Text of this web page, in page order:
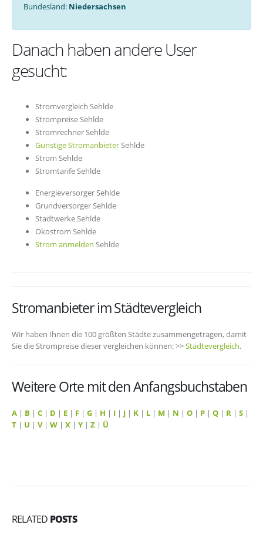
Bundesland: Niedersachsen
Danach haben andere User
gesucht:
Stromvergleich Sehlde
Strompreise Sehlde
Stromrechner Sehlde
Günstige StromanbieterSehlde
Strom Sehlde
Stromtarife Sehlde
Energieversorger Sehlde
Grundversorger Sehlde
Stadtwerke Sehlde
Ökostrom Sehlde
Strom anmelden Sehlde
Stromanbieter im Städtevergleich
Wir haben Ihnen die 100 größten Städte zusammengetragen, damit
Sie die Strompreise dieser vergleichen können: >>Städtevergleich.
Weitere Orte mit den Anfangsbuchstaben
A | B | C | D | E | F | G | H | I | J | K | L | M | N | O | P | Q | R | S |
T | U | V| W | X | Y | Z | Ü
RELATED POSTS